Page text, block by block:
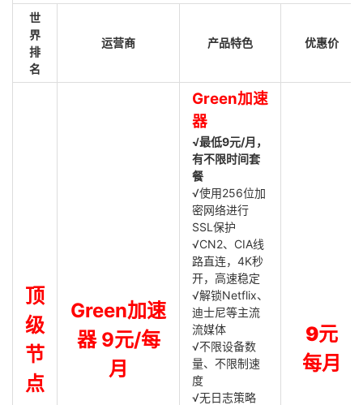
世
界
排
名
运营商 产品特色 优惠价
顶
级
节
点
Green加速
器 9元/每
月
Green加速
器
√最低9元/月，
有不限时间套
餐
√使用256位加
密网络进行
SSL保护
√CN2、CIA线
路直连，4K秒
开，高速稳定
√解锁Netflix、
迪士尼等主流
流媒体
√不限设备数
量、不限制速
度
√无日志策略
9元
每月